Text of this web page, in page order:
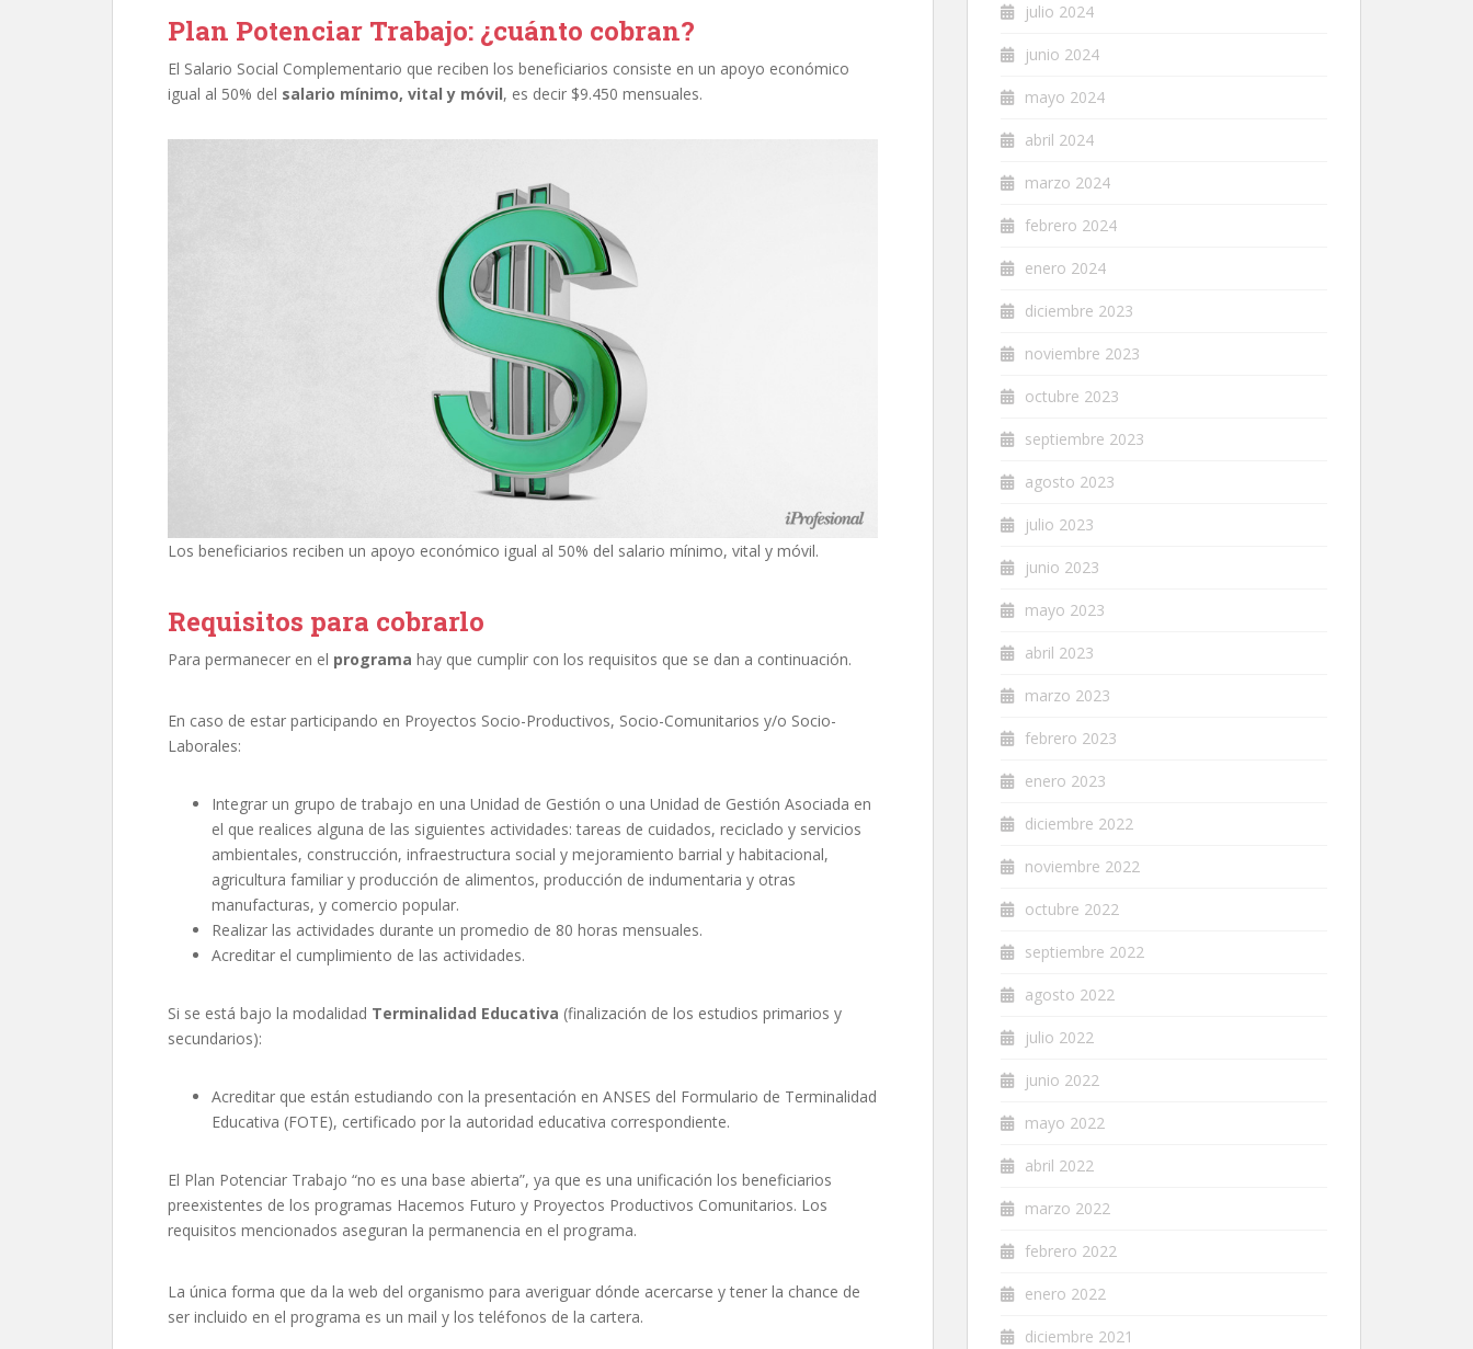
Plan Potenciar Trabajo: ¿cuánto cobran?
El Salario Social Complementario que reciben los beneficiarios consiste en un apoyo económico
igual al 50% del salario mínimo, vital y móvil, es decir $9.450 mensuales.
Los beneficiarios reciben un apoyo económico igual al 50% del salario mínimo, vital y móvil.
Requisitos para cobrarlo
Para permanecer en el programa hay que cumplir con los requisitos que se dan a continuación.
En caso de estar participando en Proyectos Socio-Productivos, Socio-Comunitarios y/o Socio-
Laborales:
Integrar un grupo de trabajo en una Unidad de Gestión o una Unidad de Gestión Asociada en
el que realices alguna de las siguientes actividades: tareas de cuidados, reciclado y servicios
ambientales, construcción, infraestructura social y mejoramiento barrial y habitacional,
agricultura familiar y producción de alimentos, producción de indumentaria y otras
manufacturas, y comercio popular.
Realizar las actividades durante un promedio de 80 horas mensuales.
Acreditar el cumplimiento de las actividades.
Si se está bajo la modalidad Terminalidad Educativa (finalización de los estudios primarios y
secundarios):
Acreditar que están estudiando con la presentación en ANSES del Formulario de Terminalidad
Educativa (FOTE), certificado por la autoridad educativa correspondiente.
El Plan Potenciar Trabajo “no es una base abierta”, ya que es una unificación los beneficiarios
preexistentes de los programas Hacemos Futuro y Proyectos Productivos Comunitarios. Los
requisitos mencionados aseguran la permanencia en el programa.
La única forma que da la web del organismo para averiguar dónde acercarse y tener la chance de
ser incluido en el programa es un mail y los teléfonos de la cartera.
julio 2024
junio 2024
mayo 2024
abril 2024
marzo 2024
febrero 2024
enero 2024
diciembre 2023
noviembre 2023
octubre 2023
septiembre 2023
agosto 2023
julio 2023
junio 2023
mayo 2023
abril 2023
marzo 2023
febrero 2023
enero 2023
diciembre 2022
noviembre 2022
octubre 2022
septiembre 2022
agosto 2022
julio 2022
junio 2022
mayo 2022
abril 2022
marzo 2022
febrero 2022
enero 2022
diciembre 2021